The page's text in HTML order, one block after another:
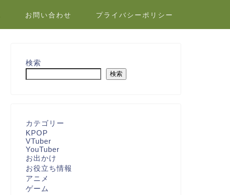
お問い合わせ プライバシーポリシー
検索
検索
カテゴリー
KPOP
VTuber
YouTuber
お出かけ
お役立ち情報
アニメ
ゲーム